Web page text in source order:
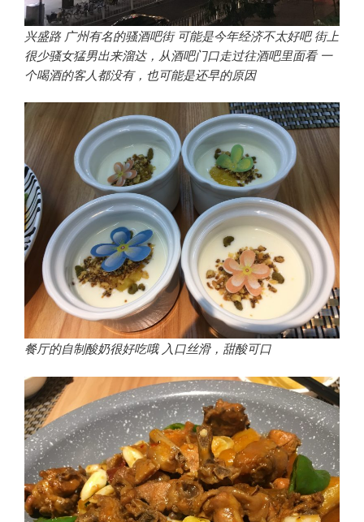
兴盛路 广州有名的骚酒吧街 可能是今年经济不太好吧 街上
很少骚女猛男出来溜达，从酒吧门口走过往酒吧里面看 一
个喝酒的客人都没有，也可能是还早的原因
餐厅的自制酸奶很好吃哦 入口丝滑，甜酸可口